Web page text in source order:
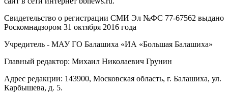
Свидетельство о регистрации СМИ Эл №ФС ‎77-67562 выдано
Роскомнадзором 31 октября 2016 года
Учредитель - МАУ ГО Балашиха «ИА «Большая Балашиха»
Главный редактор: Михаил Николаевич Грунин
Адрес редакции: 143900, Московская область, г. Балашиха, ул.
Карбышева, д. 5.